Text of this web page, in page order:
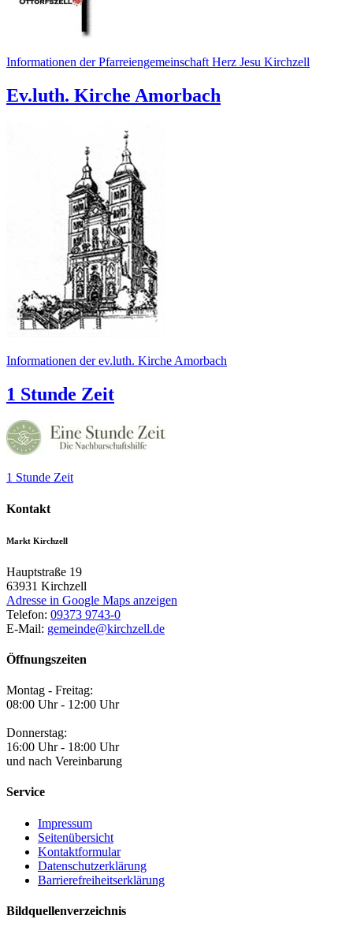
Informationen der Pfarreiengemeinschaft Herz Jesu Kirchzell
Ev.luth. Kirche Amorbach
Informationen der ev.luth. Kirche Amorbach
1 Stunde Zeit
1 Stunde Zeit
Kontakt
Markt Kirchzell
Hauptstraße 19
63931 Kirchzell
Adresse in Google Maps anzeigen
Telefon: 09373 9743-0
E-Mail: gemeinde@kirchzell.de
Öffnungszeiten
Montag - Freitag:
08:00 Uhr - 12:00 Uhr
Donnerstag:
16:00 Uhr - 18:00 Uhr
und nach Vereinbarung
Service
Impressum
Seitenübersicht
Kontaktformular
Datenschutzerklärung
Barrierefreiheitserklärung
Bildquellenverzeichnis